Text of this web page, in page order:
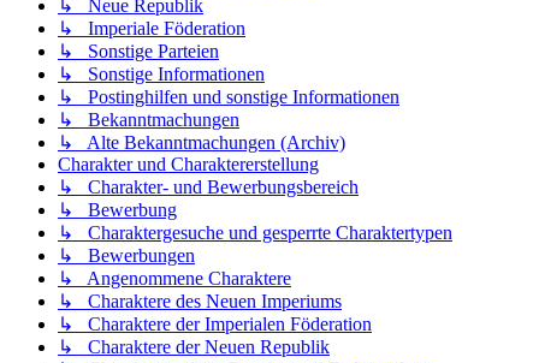
↳ Neue Republik
↳ Imperiale Föderation
↳ Sonstige Parteien
↳ Sonstige Informationen
↳ Postinghilfen und sonstige Informationen
↳ Bekanntmachungen
↳ Alte Bekanntmachungen (Archiv)
Charakter und Charaktererstellung
↳ Charakter- und Bewerbungsbereich
↳ Bewerbung
↳ Charaktergesuche und gesperrte Charaktertypen
↳ Bewerbungen
↳ Angenommene Charaktere
↳ Charaktere des Neuen Imperiums
↳ Charaktere der Imperialen Föderation
↳ Charaktere der Neuen Republik